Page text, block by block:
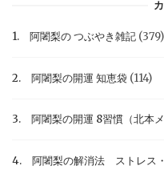
1. 阿闍梨の つぶやき雑記 (379)
2. 阿闍梨の開運 知恵袋 (114)
3. 阿闍梨の開運 8習慣（北本メ
4. 阿闍梨の解消法 ストレス